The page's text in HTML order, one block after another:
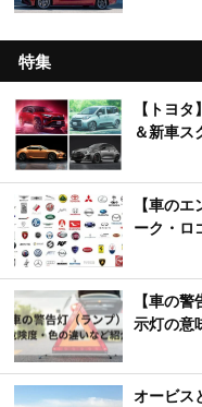
特集
【トヨ
＆新車ス
【車の
ーク・ロ
【車の
示灯の意
オービス